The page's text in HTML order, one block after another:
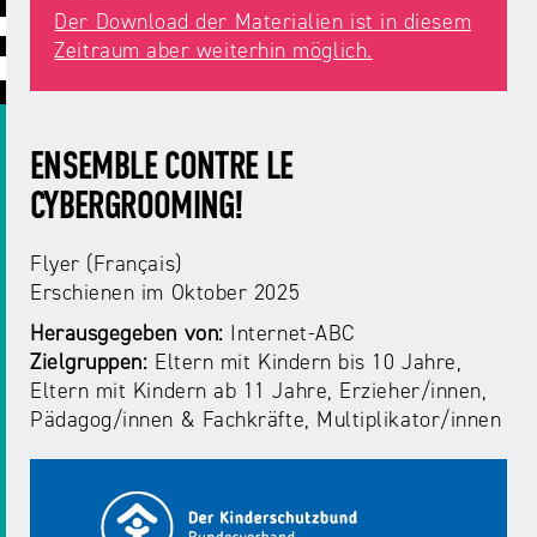
Europa
in
der
Desinformation
Medienvielfalt
Standort
Growth
Day
und-
Klar-
Festival
Medienkarriere
Medienscouts
Convention
Medienversammlung
Juuuport
NRWision
FLIMMO
Förderungen
und
Datenschutzaufsicht
Rechtsgrundlagen
Berichte
Die
Medienkommission
Der Download der Materialien ist in diesem
Zeitraum aber weiterhin möglich.
ENSEMBLE CONTRE LE
CYBERGROOMING!
Flyer (Français)
Erschienen im Oktober 2025
Herausgegeben von: Internet-ABC
Zielgruppen: Eltern mit Kindern bis 10 Jahre
Eltern mit Kindern ab 11 Jahre Erzieher/innen
Pädagog/innen
Fachkräfte, Multiplikator/innen